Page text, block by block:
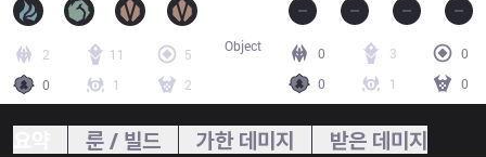
2 11
5
0
1 2
0 3
0
0
1 0
Object
룬 / 빌드 가한 데미지 받은 데미지